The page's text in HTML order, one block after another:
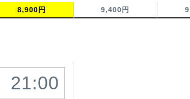
8,900円 9,400円
21:00